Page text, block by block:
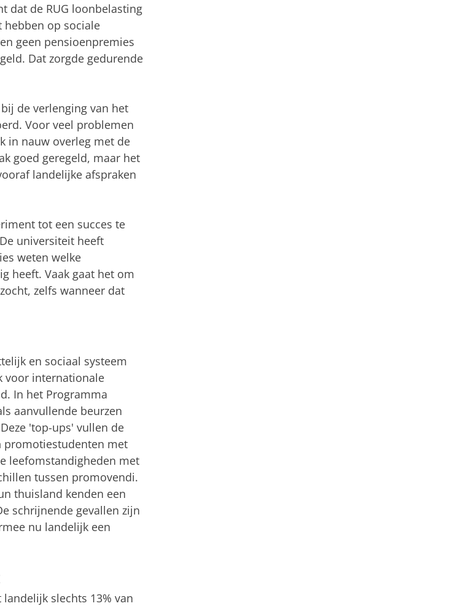
dat de RUG loonbelasting
hebben op sociale
geen pensioenpremies
Dat zorgde gedurende
de verlenging van het
Voor veel problemen
in nauw overleg met de
goed geregeld, maar het
landelijke afspraken
tot een succes te
universiteit heeft
weten welke
heeft. Vaak gaat het om
zelfs wanneer dat
en sociaal systeem
voor internationale
In het Programma
aanvullende beurzen
'top-ups' vullen de
promotiestudenten met
leefomstandigheden met
tussen promovendi.
thuisland kenden een
schrijnende gevallen zijn
nu landelijk een
slechts 13% van